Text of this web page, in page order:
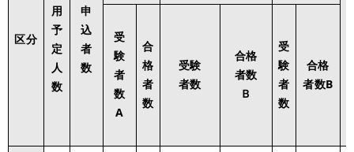
区分
用
予
定
人
数
申
込
者
数
受
験
者
数
A
合
格
者
数
受験
者数
合格
者数
Ｂ
受
験
者
数
合格
者数B